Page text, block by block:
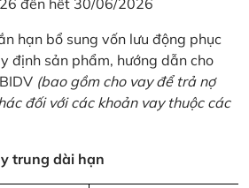
đến hết 30/06/2026
hạn bổ sung vốn lưu động phục
định sản phẩm, hướng dẫn cho
(bao gồm cho vay để trả nợ
đối với các khoản vay thuộc các
trung dài hạn